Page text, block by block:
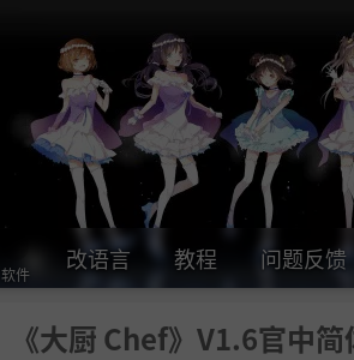
软件
改语言 教程 问题反馈
《大厨 Chef》V1.6官中